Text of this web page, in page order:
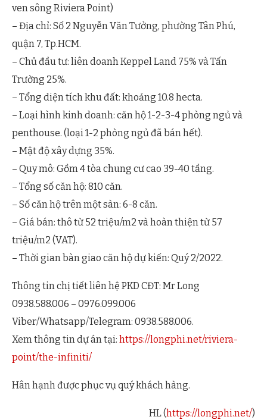
ven sông Riviera Point)
– Địa chỉ: Số 2 Nguyễn Văn Tưởng, phường Tân Phú,
quận 7, Tp.HCM.
– Chủ đầu tư: liên doanh Keppel Land 75% và Tấn
Trường 25%.
– Tổng diện tích khu đất: khoảng 10.8 hecta.
– Loại hình kinh doanh: căn hộ 1-2-3-4 phòng ngủ và
penthouse. (loại 1-2 phòng ngủ đã bán hết).
– Mật độ xây dựng 35%.
– Quy mô: Gồm 4 tòa chung cư cao 39-40 tầng.
– Tổng số căn hộ: 810 căn.
– Số căn hộ trên một sàn: 6-8 căn.
– Giá bán: thô từ 52 triệu/m2 và hoàn thiện từ 57
triệu/m2 (VAT).
– Thời gian bàn giao căn hộ dự kiến: Quý 2/2022.
Thông tin chị tiết liên hệ PKD CĐT: Mr Long
0938.588.006 – 0976.099.006
Viber/Whatsapp/Telegram: 0938.588.006.
Xem thông tin dự án tại: https://longphi.net/riviera-
point/the-infiniti/
Hân hạnh được phục vụ quý khách hàng.
HL (https://longphi.net/)